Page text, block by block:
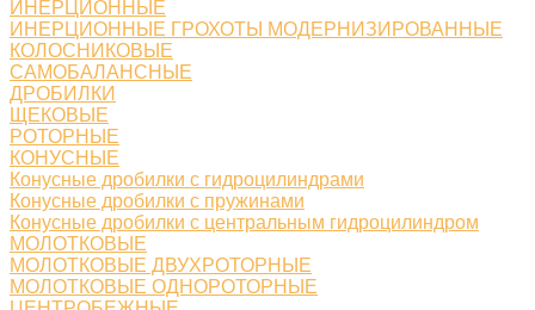
ИНЕРЦИОННЫЕ
ИНЕРЦИОННЫЕ ГРОХОТЫ МОДЕРНИЗИРОВАННЫЕ
КОЛОСНИКОВЫЕ
САМОБАЛАНСНЫЕ
ДРОБИЛКИ
ЩЕКОВЫЕ
РОТОРНЫЕ
КОНУСНЫЕ
Конусные дробилки с гидроцилиндрами
Конусные дробилки с пружинами
Конусные дробилки с центральным гидроцилиндром
МОЛОТКОВЫЕ
МОЛОТКОВЫЕ ДВУХРОТОРНЫЕ
МОЛОТКОВЫЕ ОДНОРОТОРНЫЕ